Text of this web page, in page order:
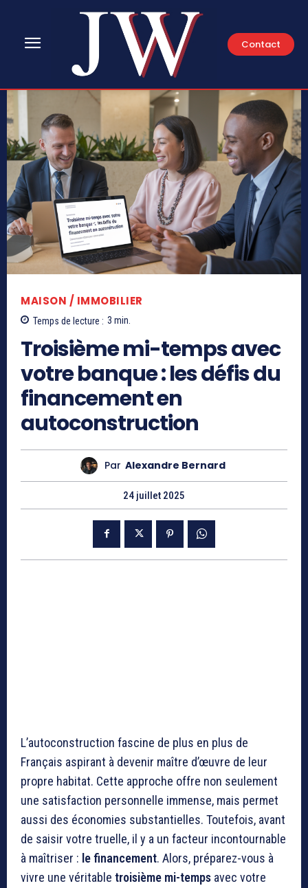
Contact
MAISON / IMMOBILIER
Temps de lecture : 3 min.
Troisième mi-temps avec
votre banque : les défis du
financement en
autoconstruction
Par Alexandre Bernard
24 juillet 2025
L’autoconstruction fascine de plus en plus de
Français aspirant à devenir maître d’œuvre de leur
propre habitat. Cette approche offre non seulement
une satisfaction personnelle immense, mais permet
aussi des économies substantielles. Toutefois, avant
de saisir votre truelle, il y a un facteur incontournable
à maîtriser : le financement. Alors, préparez-vous à
vivre une véritable troisième mi-temps avec votre